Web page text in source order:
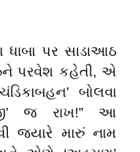
ધાબા પર સાડાઆઠ
પરવેશ કહેતી, એ
બોલવા
જ રાખ!” આ
જ્યારે મારું નામ